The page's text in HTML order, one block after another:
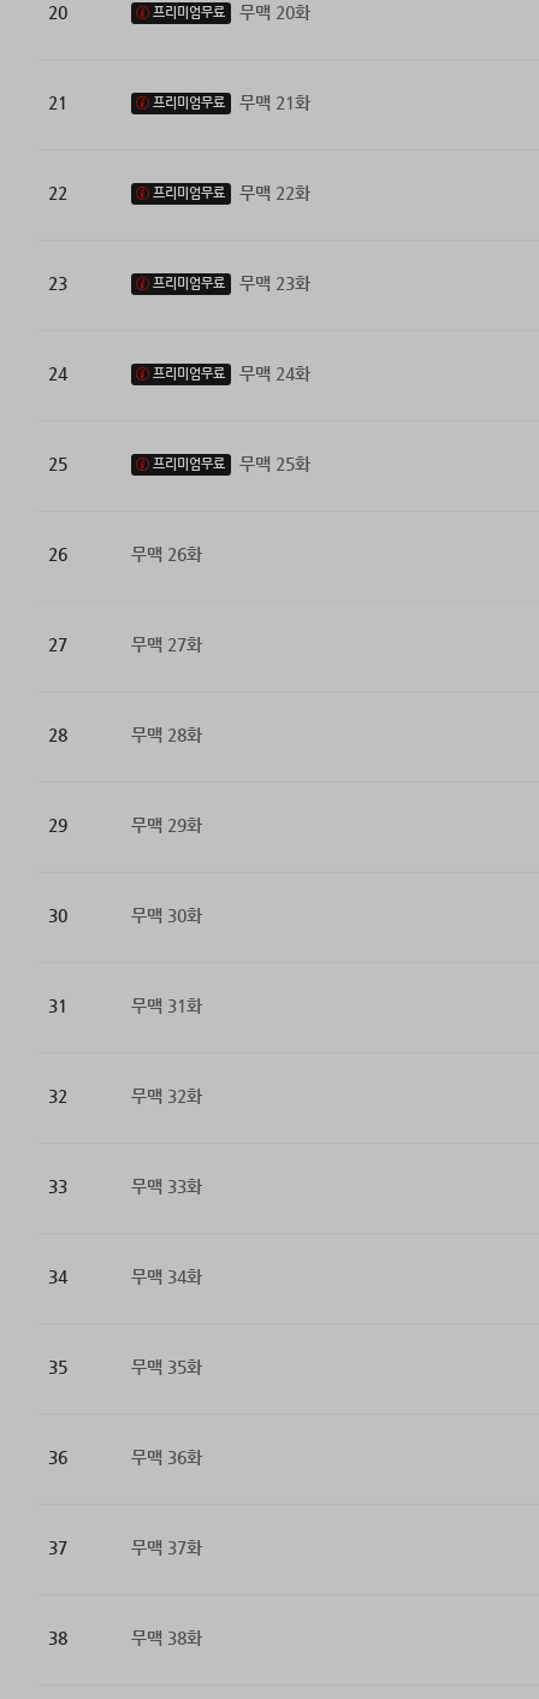
20 프리미엄무료 무맥 20화
21 프리미엄무료 무맥 21화
22 프리미엄무료 무맥 22화
23 프리미엄무료 무맥 23화
24 프리미엄무료 무맥 24화
25 프리미엄무료 무맥 25화
26 무맥 26화
27 무맥 27화
28 무맥 28화
29 무맥 29화
30 무맥 30화
31 무맥 31화
32 무맥 32화
33 무맥 33화
34 무맥 34화
35 무맥 35화
36 무맥 36화
37 무맥 37화
38 무맥 38화